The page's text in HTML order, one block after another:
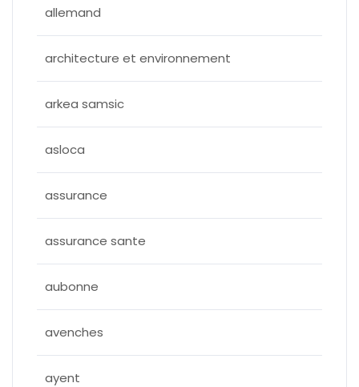
allemand
architecture et environnement
arkea samsic
asloca
assurance
assurance sante
aubonne
avenches
ayent